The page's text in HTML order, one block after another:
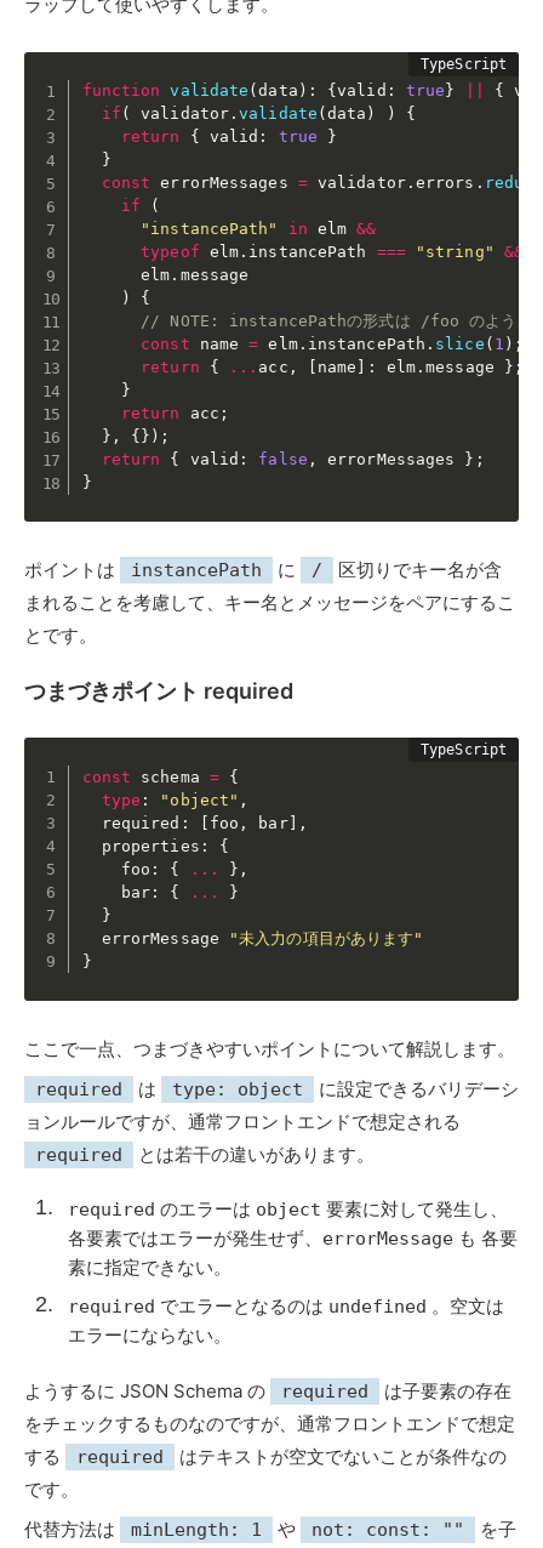
function validate (data ) : {valid : true } {
if ( validator .validate (data ) )
{
return
{ valid : true
}
}
const errorMessages = validator. errors . reduce
if
(
"instancePath"
in elm &&
typeof elm . instancePath === "string"
&&
      elm
. message
)
{
// NOTE: instancePathの形式は /foo のようにな
const name = elm. instancePath . slice ( 1 ) ;
return
{ ... acc , name : elm .message } ;
}
return
acc ;
} , { } ) ;
return
{ valid : false , errorMessages } ;
}
ポイントは instancePath に /
区切りでキー名が含
まれることを考慮して、キー名とメッセージをペアにするこ
とです。
つまづきポイント required
const schema =
{
type : "object" ,
  required
: foo , bar]
,
  properties
:
{
    foo
: { ... } ,
    bar
: { ...
}
}
  errorMessage
"未入力の項目があります"
}
ここで一点、つまづきやすいポイントについて解説します。
required は type: object
に設定できるバリデーシ
ョンルールですが、通常フロントエンドで想定される
required とは若干の違いがあります。
required のエラーは object 要素に対して発生し、
各要素ではエラーが発生せず、 errorMessage も 各要
素に指定できない。
required でエラーとなるのは undefined 。空文は
エラーにならない。
ようするに JSON Schema の required
は子要素の存在
をチェックするものなのですが、通常フロントエンドで想定
する
required
はテキストが空文でないことが条件なの
です。
代替方法は
minLength: 1 や not: const: ""
を子